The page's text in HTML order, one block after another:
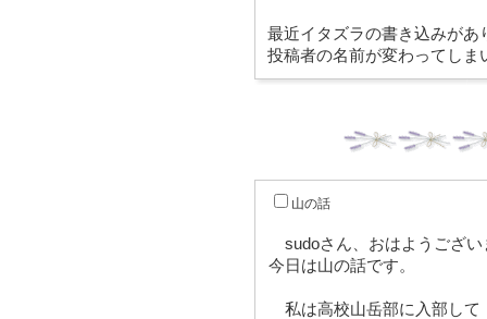
最近イタズラの書き込みがあ
投稿者の名前が変わってしま
山の話
sudoさん、おはようござい
今日は山の話です。
私は高校山岳部に入部して